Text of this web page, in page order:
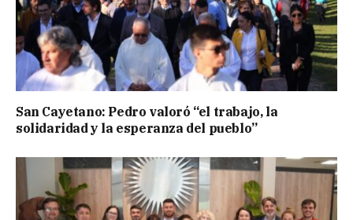
San Cayetano: Pedro valoró “el trabajo, la
solidaridad y la esperanza del pueblo”